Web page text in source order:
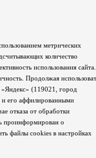
метрических
количество
использования сайта.
Продолжая
«Яндекс» (119021, город
его аффилированными
отказа от обработки
проинформирован о
файлы cookies в настройках